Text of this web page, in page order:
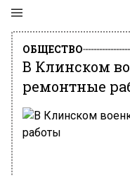
ОБЩЕСТВО
В Клинском
ремонтные